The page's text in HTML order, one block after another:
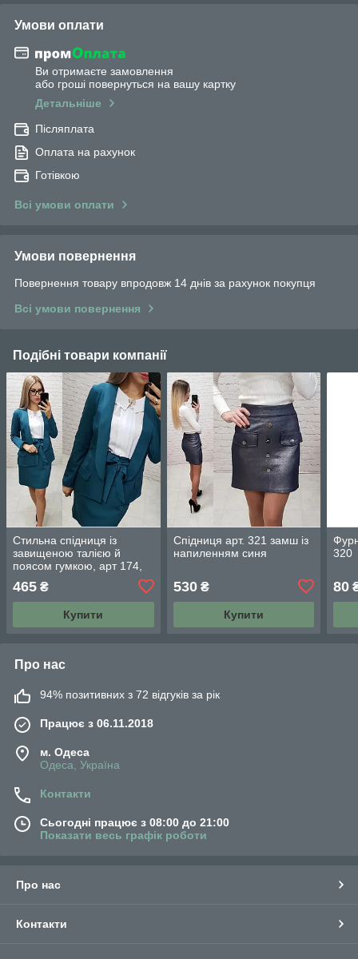
Умови оплати
Ви отримаєте замовлення
або гроші повернуться на вашу картку
Детальніше
Післяплата
Оплата на рахунок
Готівкою
Всі умови оплати
Умови повернення
Повернення товару впродовж 14 днів за рахунок покупця
Всі умови повернення
Подібні товари компанії
Стильна спідниця із
завищеною талією й
поясом гумкою, арт 174,
пляшкового кольору
465 ₴
Купити
Спідниця арт. 321 замш із
напиленням синя
530₴
Купити
320
80
Про нас
94% позитивних з 72 відгуків за рік
Працює з 06.11.2018
м. Одеса
Одеса, Україна
Контакти
Сьогодні працює з 08:00 до 21:00
Показати весь графік роботи
Про нас
Контакти